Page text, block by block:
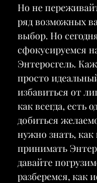
Но не
ряд возможных
выбор. Но
сфокусируемся
Энтеросгель.
просто
избавиться от
как всегда, есть
добиться
нужно знать, как
принимать
давайте
разберемся, как